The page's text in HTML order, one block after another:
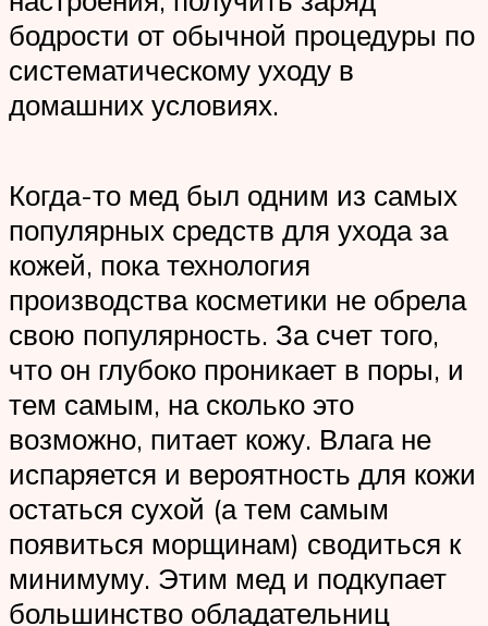
бодрости от обычной процедуры по
систематическому уходу в
домашних условиях.
Когда-то мед был одним из самых
популярных средств для ухода за
кожей, пока технология
производства косметики не обрела
свою популярность. За счет того,
что он глубоко проникает в поры, и
тем самым, на сколько это
возможно, питает кожу. Влага не
испаряется и вероятность для кожи
остаться сухой (а тем самым
появиться морщинам) сводиться к
минимуму. Этим мед и подкупает
большинство обладательниц